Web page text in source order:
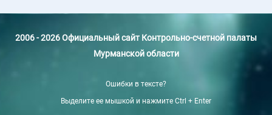
2006 - 2026 Официальный сайт Контрольно-счетной палаты
Мурманской области
Ошибки в тексте?
Выделите ее мышкой и нажмите Ctrl + Enter